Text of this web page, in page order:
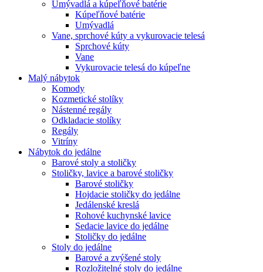
Umývadlá a kúpeľňové batérie
Kúpeľňové batérie
Umývadlá
Vane, sprchové kúty a vykurovacie telesá
Sprchové kúty
Vane
Vykurovacie telesá do kúpeľne
Malý nábytok
Komody
Kozmetické stolíky
Nástenné regály
Odkladacie stolíky
Regály
Vitríny
Nábytok do jedálne
Barové stoly a stoličky
Stoličky, lavice a barové stoličky
Barové stoličky
Hojdacie stoličky do jedálne
Jedálenské kreslá
Rohové kuchynské lavice
Sedacie lavice do jedálne
Stoličky do jedálne
Stoly do jedálne
Barové a zvýšené stoly
Rozložitelné stoly do jedálne